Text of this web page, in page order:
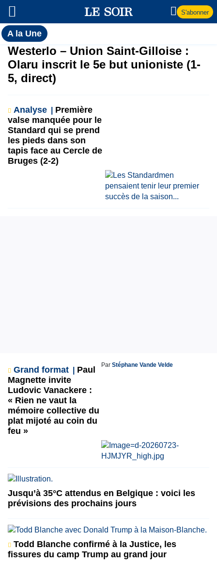
S'abonner
A la UneToutes
l'actualité
du Soir
A
la
Westerlo – Union Saint-Gilloise :
Olaru inscrit le 5e but unioniste (1-
5, direct)
Analyse
Première
valse manquée pour le
Standard qui se prend
les pieds dans son
tapis face au Cercle de
Bruges (2-2)
Grand format
Paul
Magnette invite
Ludovic Vanackere :
« Rien ne vaut la
mémoire collective du
plat mijoté au coin du
feu »
Par Stéphane Vande Velde
Jusqu’à 35°C attendus en Belgique : voici les
prévisions des prochains jours
Todd Blanche confirmé à la Justice, les
fissures du camp Trump au grand jour